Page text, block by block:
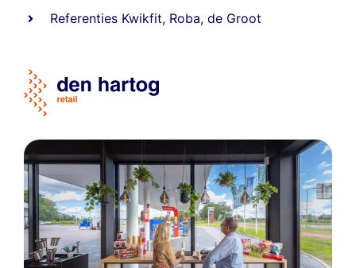
Referenties Kwikfit, Roba,de Groot